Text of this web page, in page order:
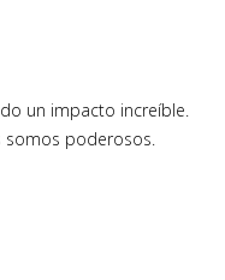
un impacto increíble.
somos poderosos.